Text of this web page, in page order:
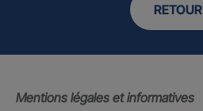
RETOUR
Mentions légales et informatives